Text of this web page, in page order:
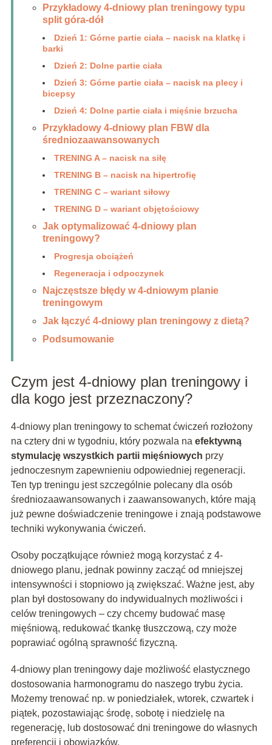
Przykładowy 4-dniowy plan treningowy typu
split góra-dół
Dzień 1: Górne partie ciała – nacisk na klatkę i
barki
Dzień 2: Dolne partie ciała
Dzień 3: Górne partie ciała – nacisk na plecy i
bicepsy
Dzień 4: Dolne partie ciała i mięśnie brzucha
Przykładowy 4-dniowy plan FBW dla
średniozaawansowanych
TRENING A – nacisk na siłę
TRENING B – nacisk na hipertrofię
TRENING C – wariant siłowy
TRENING D – wariant objętościowy
Jak optymalizować 4-dniowy plan
treningowy?
Progresja obciążeń
Regeneracja i odpoczynek
Najczęstsze błędy w 4-dniowym planie
treningowym
Jak łączyć 4-dniowy plan treningowy z dietą?
Podsumowanie
Czym jest 4-dniowy plan treningowy i
dla kogo jest przeznaczony?
4-dniowy plan treningowy to schemat ćwiczeń rozłożony
na cztery dni w tygodniu, który pozwala na efektywną
stymulację wszystkich partii mięśniowych przy
jednoczesnym zapewnieniu odpowiedniej regeneracji.
Ten typ treningu jest szczególnie polecany dla osób
średniozaawansowanych i zaawansowanych, które mają
już pewne doświadczenie treningowe i znają podstawowe
techniki wykonywania ćwiczeń.
Osoby początkujące również mogą korzystać z 4-
dniowego planu, jednak powinny zacząć od mniejszej
intensywności i stopniowo ją zwiększać. Ważne jest, aby
plan był dostosowany do indywidualnych możliwości i
celów treningowych – czy chcemy budować masę
mięśniową, redukować tkankę tłuszczową, czy może
poprawiać ogólną sprawność fizyczną.
4-dniowy plan treningowy daje możliwość elastycznego
dostosowania harmonogramu do naszego trybu życia.
Możemy trenować np. w poniedziałek, wtorek, czwartek i
piątek, pozostawiając środę, sobotę i niedzielę na
regenerację, lub dostosować dni treningowe do własnych
preferencji i obowiązków.